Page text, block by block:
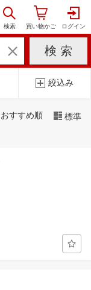
絞込み
おすすめ順 標準